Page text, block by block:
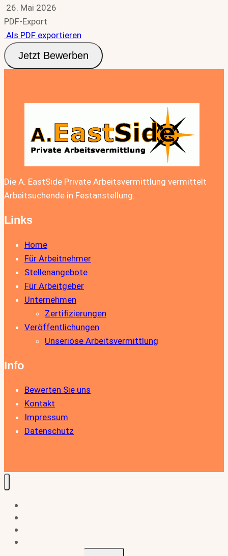
26. Mai 2026
PDF-Export
Als PDF exportieren
Jetzt Bewerben
Die A. EastSide Private Arbeitsvermittlung vermittelt
Arbeitsuchende in Festanstellung.
Links
Home
Für Arbeitnehmer
Stellenangebote
Für Arbeitgeber
Unternehmen
Zertifizierungen
Veröffentlichungen
Unseriöse Arbeitsvermittlung
Info
Bewerten Sie uns
Kontakt
Impressum
Datenschutz